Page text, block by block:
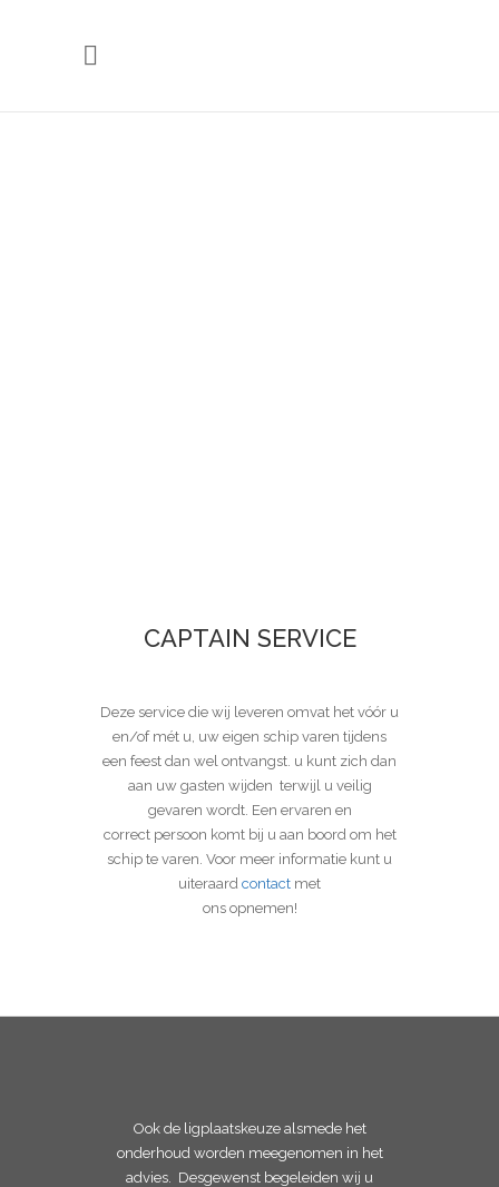
CAPTAIN SERVICE
Deze service die wij leveren omvat het vóór u
en/of mét u, uw eigen schip varen tijdens
een feest dan wel ontvangst. u kunt zich dan
aan uw gasten wijden terwijl u veilig
gevaren wordt. Een ervaren en
correct persoon komt bij u aan boord om het
schip te varen. Voor meer informatie kunt u
uiteraard contact met
ons opnemen!
Ook de ligplaatskeuze alsmede het
onderhoud worden meegenomen in het
advies. Desgewenst begeleiden wij u